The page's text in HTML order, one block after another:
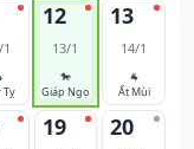
Tỵ
12
13/1
🐎
Giáp Ngọ
13
14/1
🐐
Ất Mùi
19 20